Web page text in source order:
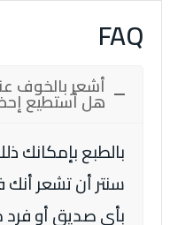
FAQ
هل أستطيع
بالطبع بإمكانك
سنتر أن تشعر
بأي صديق أو فرد